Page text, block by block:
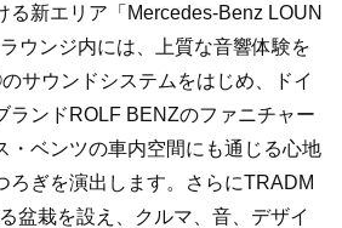
る新エリア「Mercedes-Benz LOUN
ウンジ内には、上質な音響体験を
サウンドシステムをはじめ、ドイ
ランドROLF BENZのファニチャー
・ベンツの車内空間にも通じる心地
ろぎを演出します。さらにTRADM
盆栽を設え、クルマ、音、デザイ